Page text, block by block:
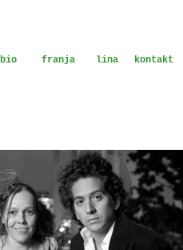
bio franja lina kontakt